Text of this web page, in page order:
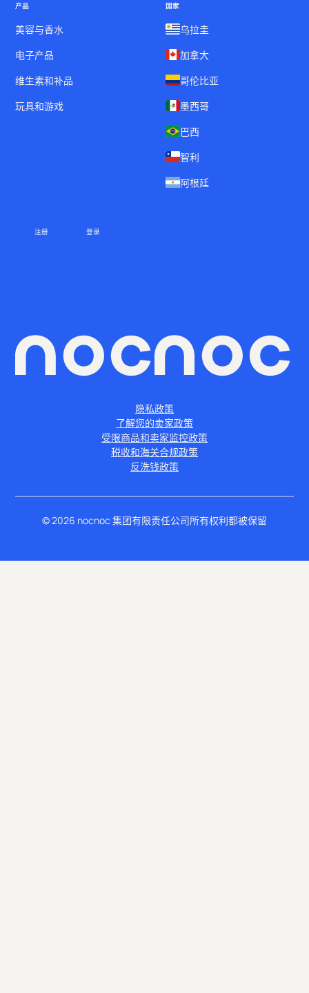
产品
美容与香水
电子产品
维生素和补品
玩具和游戏
国家
乌拉圭
加拿大
哥伦比亚
墨西哥
巴西
智利
阿根廷
注册 登录
隐私政策
了解您的卖家政策
受限商品和卖家监控政策
税收和海关合规政策
反洗钱政策
©2026 nocnoc 集团有限责任公司所有权利都被保留